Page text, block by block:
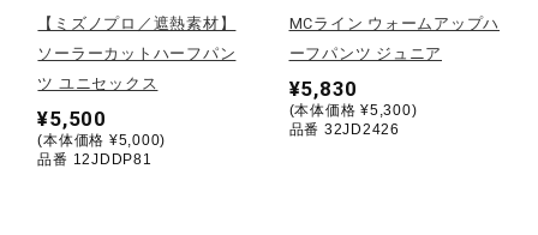
陸上競技
【ミズノプロ／遮熱素材】
ソーラーカットハーフパン
ツ ユニセックス
¥5,500
(本体価格 ¥5,000)
品番 12JDDP81
MCライン ウォームアップハ
ーフパンツ ジュニア
¥5,830
(本体価格 ¥5,300)
品番 32JD2426